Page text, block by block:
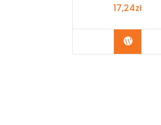
17,24zł
Zobacz